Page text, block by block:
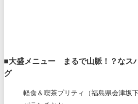
■大盛メニュー まるで山脈！？なス
グ
軽食＆喫茶プリティ（福島県会津坂